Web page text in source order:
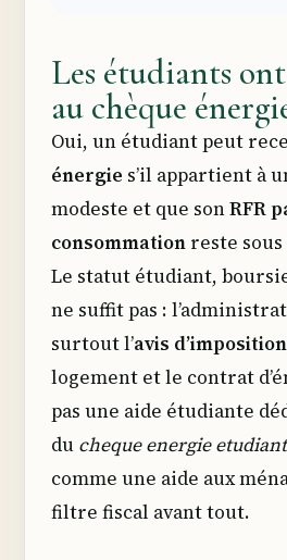
Les étudiants
au chèque
Oui, un étudiant peut
énergie s’il appartient à
modeste et que sonRFR
consommation reste
Le statut étudiant,
ne suffit pas :
surtout l’avis d’imposition
logement et le contrat
pas une aide étudiante
du cheque energie etudiant
comme une aide aux
filtre fiscal avant tout.